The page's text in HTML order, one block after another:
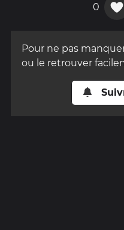
0
Pour ne pas
ou le retrouver